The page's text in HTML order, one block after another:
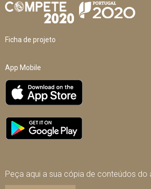
Ficha de projeto
App Mobile
Peça aqui a sua cópia de conteúdos do